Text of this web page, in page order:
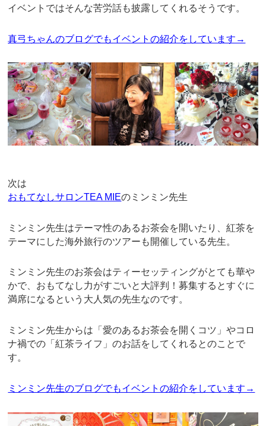
イベントではそんな苦労話も披露してくれるそうです。
真弓ちゃんのブログでもイベントの紹介をしています→
次は
おもてなしサロンTEA MIEのミンミン先生
ミンミン先生はテーマ性のあるお茶会を開いたり、紅茶を
テーマにした海外旅行のツアーも開催している先生。
ミンミン先生のお茶会はティーセッティングがとても華や
かで、おもてなし力がすごいと大評判！募集するとすぐに
満席になるという大人気の先生なのです。
ミンミン先生からは「愛のあるお茶会を開くコツ」やコロ
ナ禍での「紅茶ライフ」のお話をしてくれるとのことで
す。
ミンミン先生のブログでもイベントの紹介をしています→